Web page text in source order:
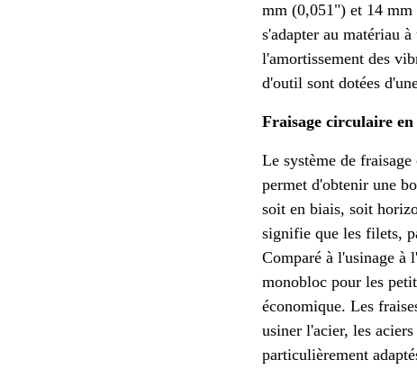
mm (0,051") et 14 mm
s'adapter au matériau
l'amortissement des
d'outil sont dotées
Fraisage circulaire en
Le système de
permet d'obtenir une
soit en biais, soit
signifie que les filets,
Comparé à l'usinage à
monobloc pour les
économique. Les
usiner l'acier, les
particulièrement